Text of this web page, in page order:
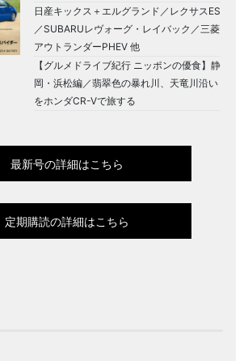
日産キックス＋エルグランド／レクサスES
／SUBARUレヴォーグ・レイバック／三菱
アウトランダーPHEV 他
【グルメドライブ紀行 ニッポンの優食】静
岡・浜松編／翡翠色の暴れ川、天竜川沿い
をホンダCR-Vで旅する
最新号の詳細はこちら
定期購読の詳細はこちら